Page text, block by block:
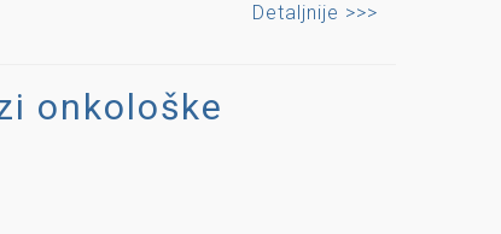
Detaljnije >>>
onkološke